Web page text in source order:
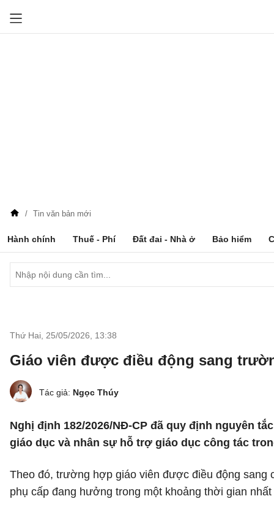
Tin văn bản mới
Hành chính Thuế - Phí Đất đai - Nhà ở Bảo hiểm
Thứ Hai, 25/05/2026 13:38
Giáo viên được điều động sang
Tác giả: Ngọc Thúy
Nghị định 182/2026/NĐ-CP đã quy định nguyên
giáo dục và nhân sự hỗ trợ giáo dục công tác
Theo đó, trường hợp giáo viên được điều động
phụ cấp đang hưởng trong một khoảng thời gian nhất